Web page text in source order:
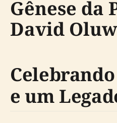
Gênese da
David
e um